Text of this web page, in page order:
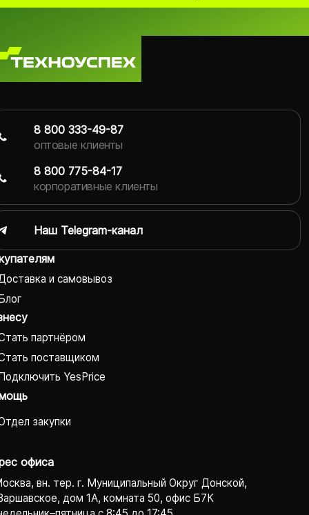
и самовывоз
партнёром
поставщиком
YesPrice
закупки
офиса
вн. тер. г. Муниципальный Округ Донской,
дом 1А, комната 50, офис Б7К
8 800 333-49-87
оптовые клиенты
8 800 775-84-17
корпоративные клиенты
Наш Telegram-канал